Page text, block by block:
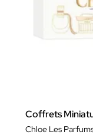
Coffrets
Chloe Les